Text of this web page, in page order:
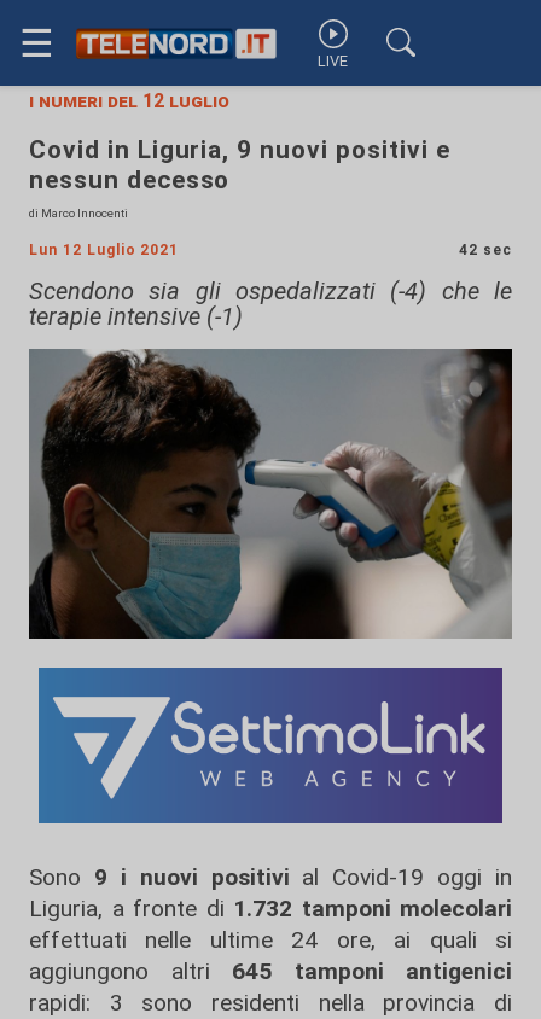
☰ LIVE
i numeri del 12 luglio
Covid in Liguria, 9 nuovi positivi e
nessun decesso
di Marco Innocenti
Lun 12 Luglio 2021 42 sec
Scendono sia gli ospedalizzati (-4) che le
terapie intensive (-1)
Sono 9 i nuovi positivi al Covid-19 oggi in
Liguria, a fronte di 1.732 tamponi molecolari
effettuati nelle ultime 24 ore, ai quali si
aggiungono altri 645 tamponi antigenici
rapidi: 3 sono residenti nella provincia di